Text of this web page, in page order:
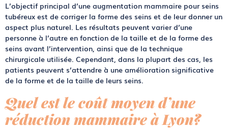
L’objectif principal d’une augmentation mammaire pour seins
tubéreux est de corriger la forme des seins et de leur donner un
aspect plus naturel. Les résultats peuvent varier d’une
personne à l’autre en fonction de la taille et de la forme des
seins avant l’intervention, ainsi que de la technique
chirurgicale utilisée. Cependant, dans la plupart des cas, les
patients peuvent s’attendre à une amélioration significative
de la forme et de la taille de leurs seins.
Quel est le coût moyen d’une
réduction mammaire à Lyon?